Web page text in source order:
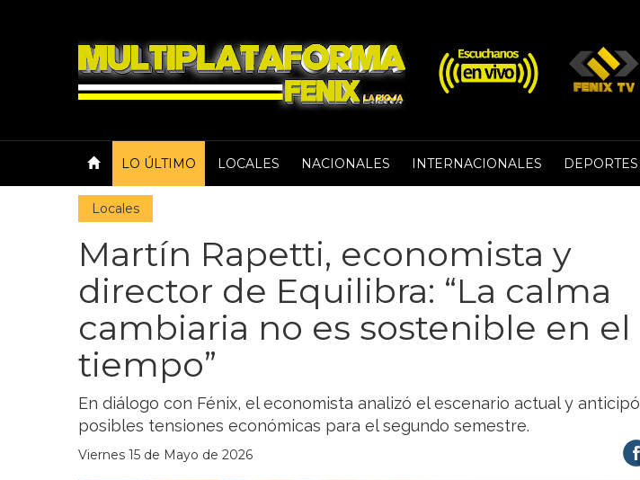
LO ÚLTIMO LOCALES NACIONALES INTERNACIONALES DEPORTES
Locales
Martín Rapetti, economista y
director de Equilibra: “La calma
cambiaria no es sostenible en el
tiempo”
En diálogo con Fénix, el economista analizó el escenario actual y anticipó
posibles tensiones económicas para el segundo semestre.
Viernes 15 de Mayo de 2026